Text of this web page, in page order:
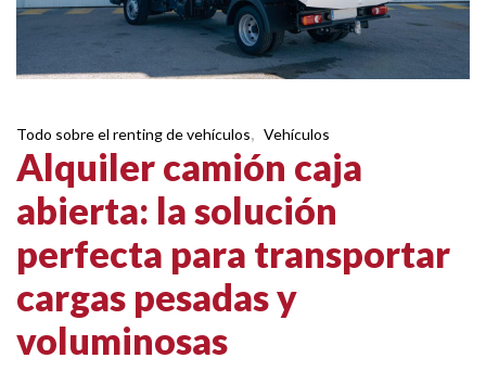
Todo sobre el renting de vehículos, Vehículos
Alquiler camión caja
abierta: la solución
perfecta para transportar
cargas pesadas y
voluminosas